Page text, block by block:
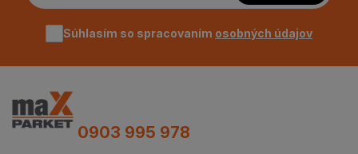
Súhlasím so spracovaním osobných údajov
0903 995 978